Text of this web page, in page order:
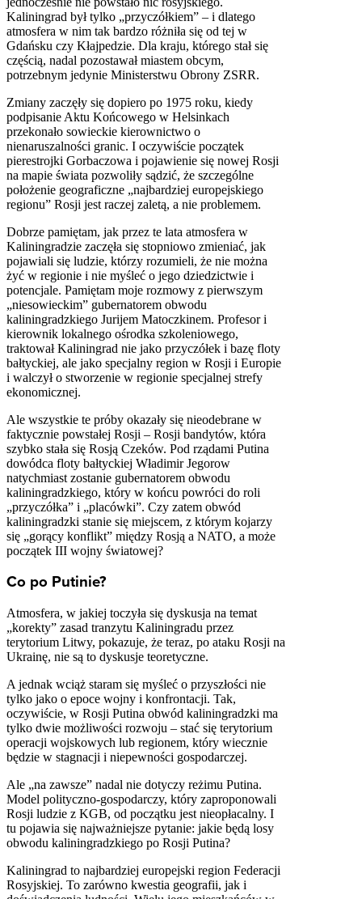
Kaliningrad był tylko „przyczółkiem” – i dlatego
atmosfera w nim tak bardzo różniła się od tej w
Gdańsku czy Kłajpedzie. Dla kraju, którego stał się
częścią, nadal pozostawał miastem obcym,
potrzebnym jedynie Ministerstwu Obrony ZSRR.
Zmiany zaczęły się dopiero po 1975 roku, kiedy
podpisanie Aktu Końcowego w Helsinkach
przekonało sowieckie kierownictwo o
nienaruszalności granic. I oczywiście początek
pierestrojki Gorbaczowa i pojawienie się nowej Rosji
na mapie świata pozwoliły sądzić, że szczególne
położenie geograficzne „najbardziej europejskiego
regionu” Rosji jest raczej zaletą, a nie problemem.
Dobrze pamiętam, jak przez te lata atmosfera w
Kaliningradzie zaczęła się stopniowo zmieniać, jak
pojawiali się ludzie, którzy rozumieli, że nie można
żyć w regionie i nie myśleć o jego dziedzictwie i
potencjale. Pamiętam moje rozmowy z pierwszym
„niesowieckim” gubernatorem obwodu
kaliningradzkiego Jurijem Matoczkinem. Profesor i
kierownik lokalnego ośrodka szkoleniowego,
traktował Kaliningrad nie jako przyczółek i bazę floty
bałtyckiej, ale jako specjalny region w Rosji i Europie
i walczył o stworzenie w regionie specjalnej strefy
ekonomicznej.
Ale wszystkie te próby okazały się nieodebrane w
faktycznie powstałej Rosji – Rosji bandytów, która
szybko stała się Rosją Czeków. Pod rządami Putina
dowódca floty bałtyckiej Władimir Jegorow
natychmiast zostanie gubernatorem obwodu
kaliningradzkiego, który w końcu powróci do roli
„przyczółka” i „placówki”. Czy zatem obwód
kaliningradzki stanie się miejscem, z którym kojarzy
się „gorący konflikt” między Rosją a NATO, a może
początek III wojny światowej?
Co po Putinie?
Atmosfera, w jakiej toczyła się dyskusja na temat
„korekty” zasad tranzytu Kaliningradu przez
terytorium Litwy, pokazuje, że teraz, po ataku Rosji na
Ukrainę, nie są to dyskusje teoretyczne.
A jednak wciąż staram się myśleć o przyszłości nie
tylko jako o epoce wojny i konfrontacji. Tak,
oczywiście, w Rosji Putina obwód kaliningradzki ma
tylko dwie możliwości rozwoju – stać się terytorium
operacji wojskowych lub regionem, który wiecznie
będzie w stagnacji i niepewności gospodarczej.
Ale „na zawsze” nadal nie dotyczy reżimu Putina.
Model polityczno-gospodarczy, który zaproponowali
Rosji ludzie z KGB, od początku jest nieopłacalny. I
tu pojawia się najważniejsze pytanie: jakie będą losy
obwodu kaliningradzkiego po Rosji Putina?
Kaliningrad to najbardziej europejski region Federacji
Rosyjskiej. To zarówno kwestia geografii, jak i